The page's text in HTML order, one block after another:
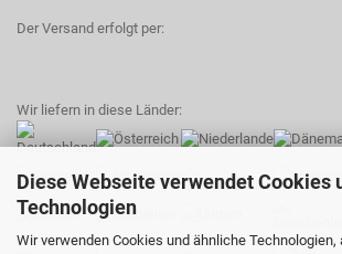
Diese Webseite verwendet Cookies
Technologien
Wir verwenden Cookies und ähnliche Technologien,
Der Versand erfolgt per:
Wir liefern in diese Länder: